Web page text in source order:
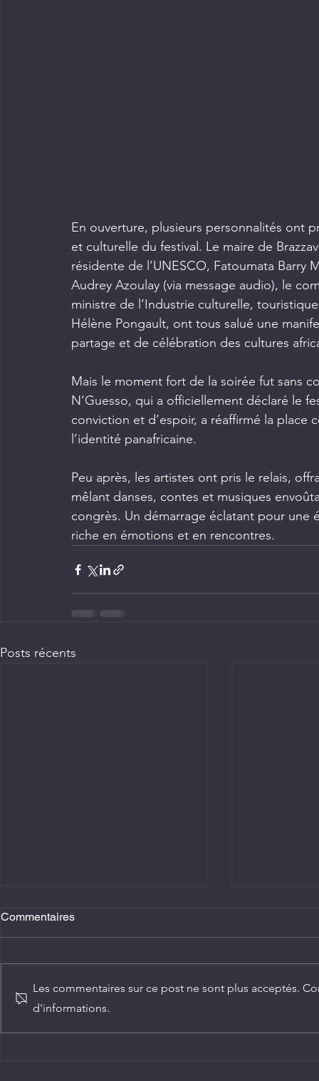
En ouverture, plusieurs personnalités ont
et culturelle du festival. Le maire de
résidente de l’UNESCO, Fatoumata Barry
Audrey Azoulay (via message audio), le
ministre de l’Industrie culturelle,
Hélène Pongault, ont tous salué une
partage et de célébration des cultures
Mais le moment fort de la soirée fut sans
N’Guesso, qui a officiellement déclaré le
conviction et d’espoir, a réaffirmé la
l’identité panafricaine.
Peu après, les artistes ont pris le relais,
mêlant danses, contes et musiques
congrès. Un démarrage éclatant pour une
riche en émotions et en rencontres.
Posts récents
Commentaires
Les commentaires sur ce post ne sont plus acceptés.
d'informations.